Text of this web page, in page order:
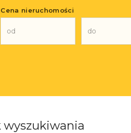
Cena nieruchomości
wyszukiwania